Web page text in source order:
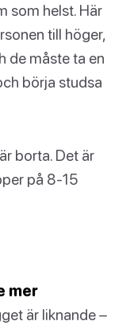
som helst. Här
till höger,
de måste ta en
börja studsa
borta. Det är
på 8-15
mer
är liknande –